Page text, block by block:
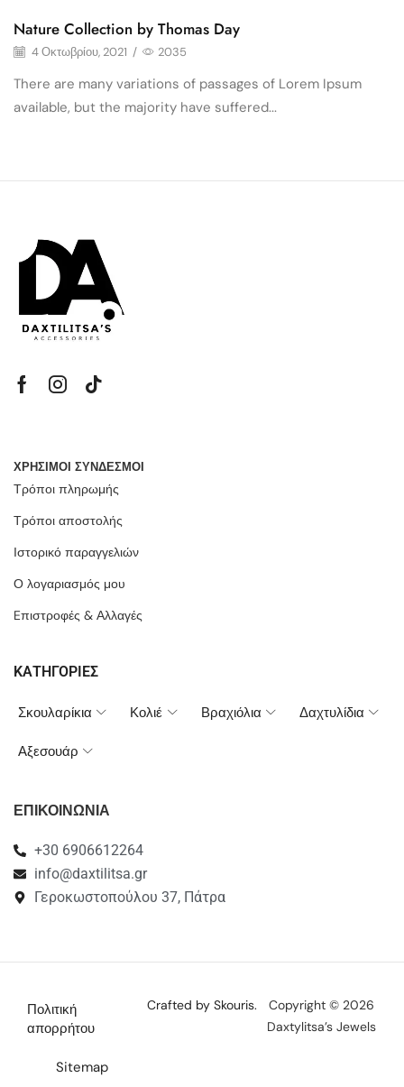
Culture
Nature Collection by Thomas Day
4 Οκτωβρίου, 2021 / 2035
There are many variations of passages of Lorem Ipsum
available, but the majority have suffered...
ΧΡΗΣΙΜΟΙ ΣΥΝΔΕΣΜΟΙ
Τρόποι πληρωμής
Τρόποι αποστολής
Ιστορικό παραγγελιών
Ο λογαριασμός μου
Eπιστροφές & Αλλαγές
ΚΑΤΗΓΟΡΙΕΣ
Σκουλαρίκια Κολιέ Βραχιόλια Δαχτυλίδια
Αξεσουάρ
ΕΠΙΚΟΙΝΩΝΙΑ
+30 6906612264
info@daxtilitsa.gr
Γεροκωστοπούλου 37, Πάτρα
Πολιτική
απορρήτου
Sitemap
Crafted by Skouris.
Copyright © 2026
Daxtylitsa’s Jewels